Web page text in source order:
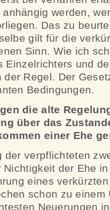
werden,
Das zu
gilt für die
Sinn. Wie ich
Einzelrichters und
der Regel. Der
Bedingungen.
die alte
über das
einer Ehe
der verpflichteten
Nichtigkeit der Ehe
eines
schon zu
Neuerungen